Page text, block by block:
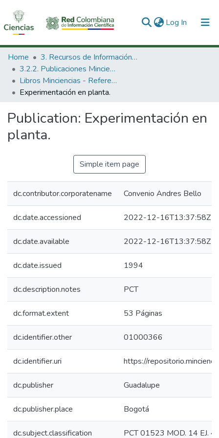
Log In (current)
Communities & Collections
All of DSpace
Statistics
Home
3. Recursos de Información Científica y Tecnológica
3.2.2. Publicaciones Minciencias
Libros Minciencias - Referenciales
Experimentación en planta.
Publication: Experimentación en
planta.
Simple item page
dc.contributor.corporatename Convenio Andres Bello
dc.date.accessioned 2022-12-16T13:37:58Z
dc.date.available 2022-12-16T13:37:58Z
dc.date.issued 1994
dc.description.notes PCT
dc.format.extent 53 Páginas
dc.identifier.other 01000366
dc.identifier.uri https://
dc.publisher Guadalupe
dc.publisher.place Bogotá
dc.subject.classification PCT 01523 MOD. 14 EJ. 4